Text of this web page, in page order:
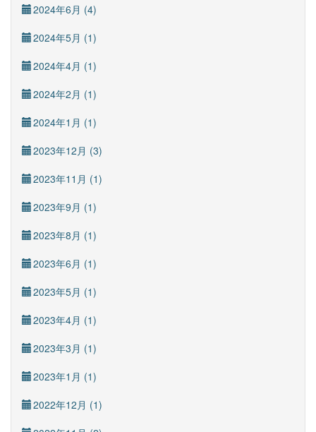
2024年6月 (4)
2024年5月 (1)
2024年4月 (1)
2024年2月 (1)
2024年1月 (1)
2023年12月 (3)
2023年11月 (1)
2023年9月 (1)
2023年8月 (1)
2023年6月 (1)
2023年5月 (1)
2023年4月 (1)
2023年3月 (1)
2023年1月 (1)
2022年12月 (1)